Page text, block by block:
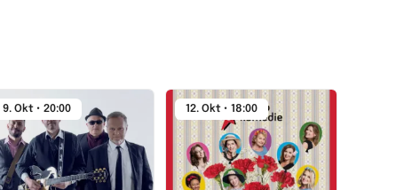
9. Okt • 20:00 12. Okt • 18:00